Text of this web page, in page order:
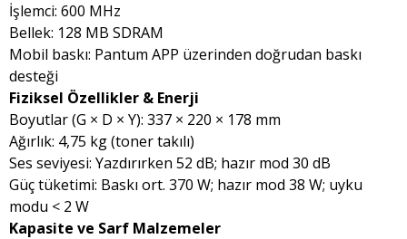
İşlemci: 600 MHz
Bellek: 128 MB SDRAM
Mobil baskı: Pantum APP üzerinden doğrudan baskı
desteği
Fiziksel Özellikler & Enerji
Boyutlar (G × D × Y): 337 × 220 × 178 mm
Ağırlık: 4,75 kg (toner takılı)
Ses seviyesi: Yazdırırken 52 dB; hazır mod 30 dB
Güç tüketimi: Baskı ort. 370 W; hazır mod 38 W; uyku
modu < 2 W
Kapasite ve Sarf Malzemeler